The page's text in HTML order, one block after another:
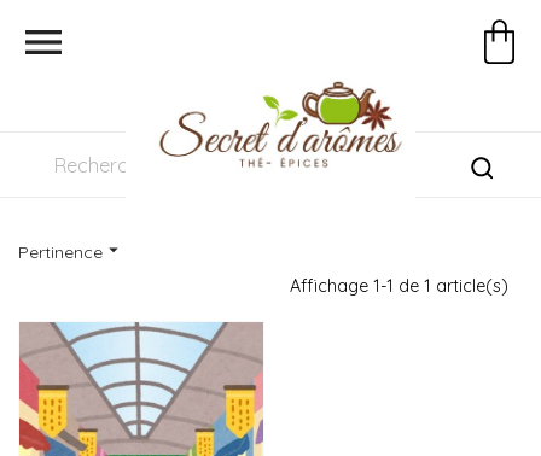

Pertinence 
Affichage 1-1 de 1 article(s)